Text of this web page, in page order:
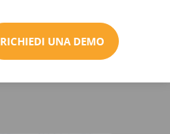
RICHIEDI UNA DEMO